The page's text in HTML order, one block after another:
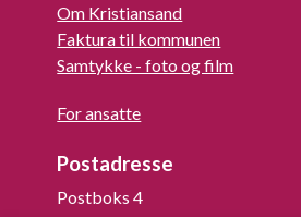
Om Kristiansand
Faktura til kommunen
Samtykke - foto og film
For ansatte
Postadresse
Postboks 4